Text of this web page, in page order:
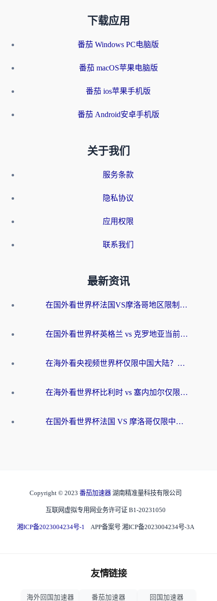
下载应用
番茄 Windows PC电脑版
番茄 macOS苹果电脑版
番茄 ios苹果手机版
番茄 Android安卓手机版
关于我们
服务条款
隐私协议
应用权限
联系我们
最新资讯
在国外看世界杯法国VS摩洛哥地区限制？这篇指南让你流畅看中文解说无压力
在国外看世界杯英格兰 vs 克罗地亚当前地区不可播放？这篇指南帮你搞定所有海外观赛难题
在海外看央视频世界杯仅限中国大陆？这篇指南帮你解锁中文解说+无卡顿直播
在海外看世界杯比利时 vs 塞内加尔仅限中国大陆？我找到了最流畅的中文解说之路
在国外看世界杯法国 VS 摩洛哥仅限中国大陆？海外党这样看中文解说赛事不卡顿
Copyright © 2023 番茄加速器 湖南精准量科技有限公司
互联网虚拟专用网业务许可证 B1-20231050
湘ICP备2023004234号-1 APP备案号 湘ICP备2023004234号-3A
友情链接
海外回国加速器 番茄加速器 回国加速器